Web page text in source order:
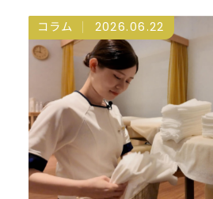
コラム 2026.06.22